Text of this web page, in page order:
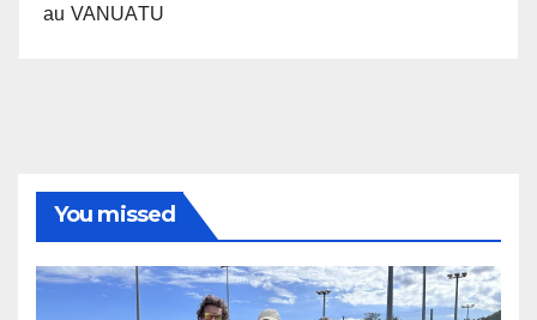
au VANUATU
You missed